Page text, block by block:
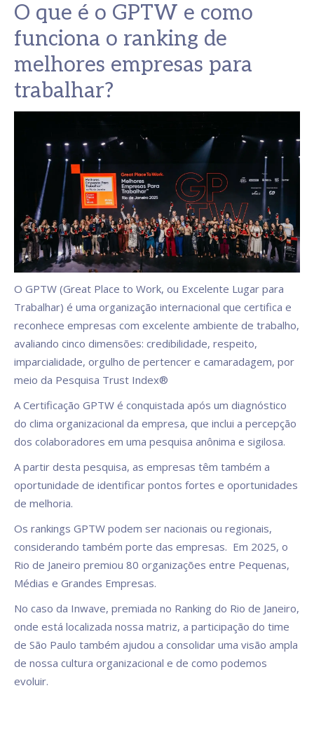
O que é o GPTW e como
funciona o ranking de
melhores empresas para
trabalhar?
O GPTW (Great Place to Work, ou Excelente Lugar para
Trabalhar) é uma organização internacional que certifica e
reconhece empresas com excelente ambiente de trabalho,
avaliando cinco dimensões: credibilidade, respeito,
imparcialidade, orgulho de pertencer e camaradagem, por
meio da Pesquisa Trust Index®
A Certificação GPTW é conquistada após um diagnóstico
do clima organizacional da empresa, que inclui a percepção
dos colaboradores em uma pesquisa anônima e sigilosa.
A partir desta pesquisa, as empresas têm também a
oportunidade de identificar pontos fortes e oportunidades
de melhoria.
Os rankings GPTW podem ser nacionais ou regionais,
considerando também porte das empresas. Em 2025, o
Rio de Janeiro premiou 80 organizações entre Pequenas,
Médias e Grandes Empresas.
No caso da Inwave, premiada no Ranking do Rio de Janeiro,
onde está localizada nossa matriz, a participação do time
de São Paulo também ajudou a consolidar uma visão ampla
de nossa cultura organizacional e de como podemos
evoluir.